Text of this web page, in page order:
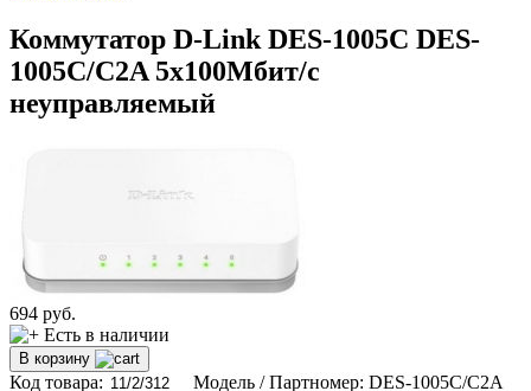
Коммутатор D-Link DES-1005C DES-
1005C/C2A 5x100Мбит/с
неуправляемый
694 руб.
Есть в наличии
В корзину
Код товара: Модель / Партномер: DES-1005C/C2A